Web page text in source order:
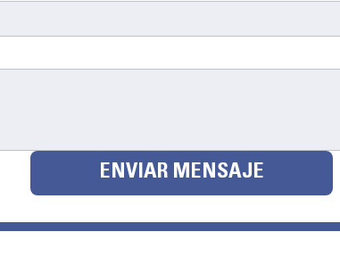
ENVIAR MENSAJE